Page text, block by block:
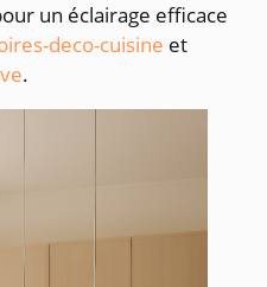
un éclairage efficace
deco-cuisine et
.